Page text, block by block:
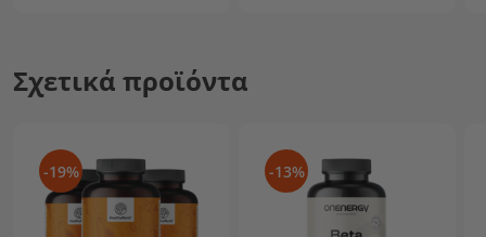
Σχετικά προϊόντα
-19% -13%